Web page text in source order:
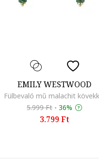
EMILY WESTWOOD
5.999 Ft - 36%
3.799 Ft